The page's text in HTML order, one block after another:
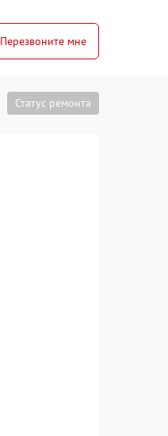
Перезвоните мне
Статус ремонта